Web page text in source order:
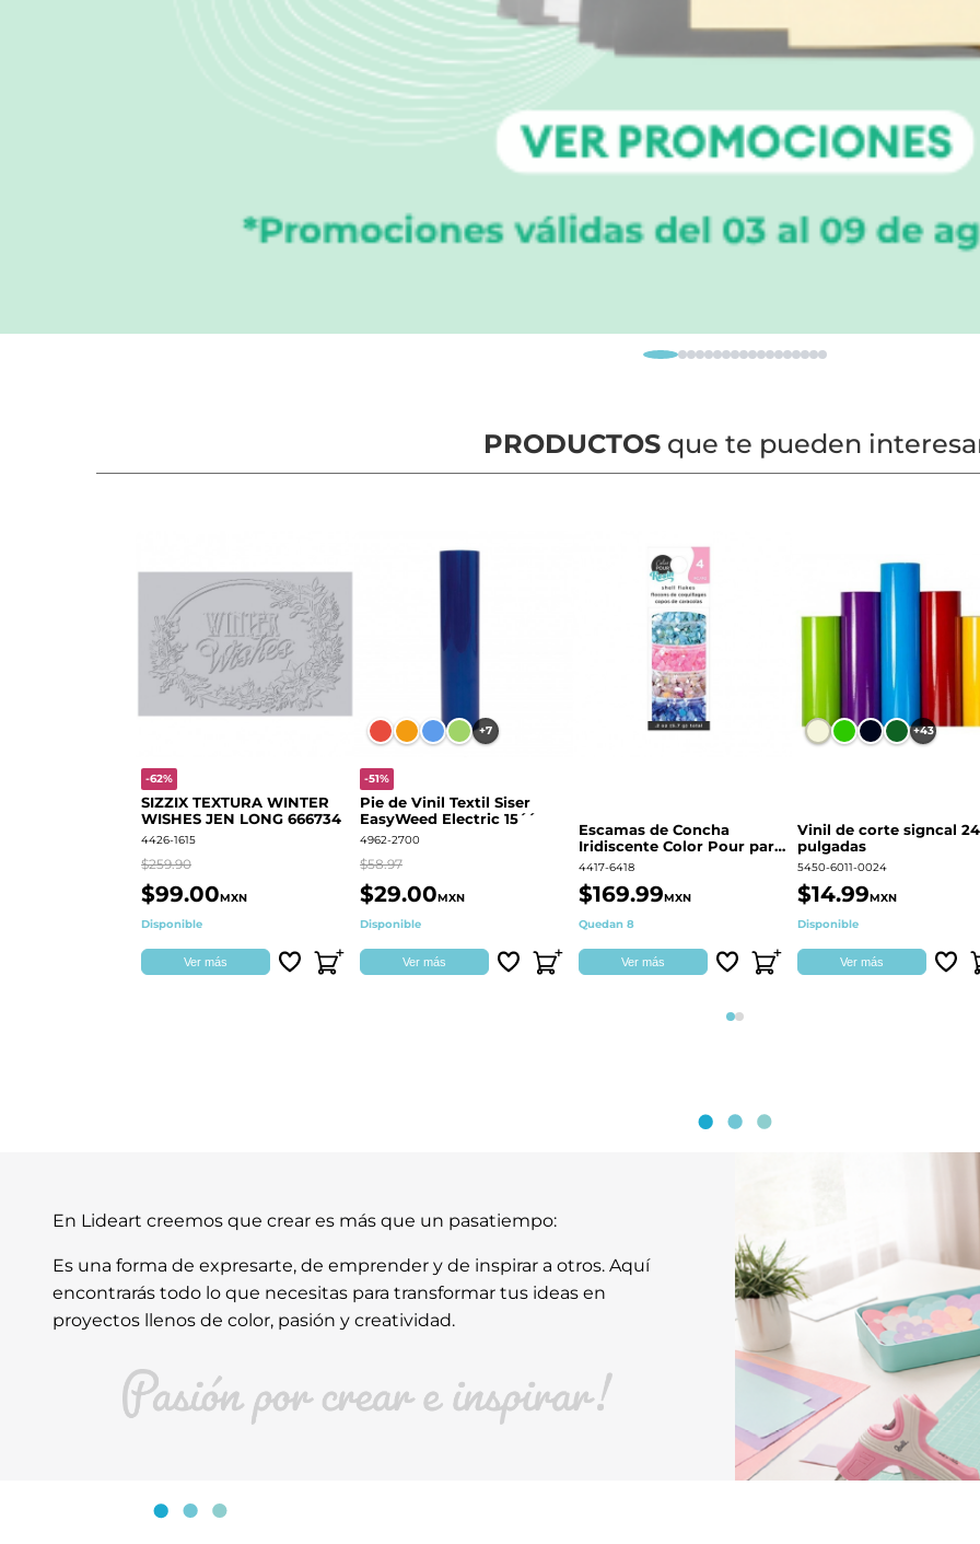
PRODUCTOSque te pueden
-62%
SIZZIX TEXTURA WINTER
WISHES JEN LONG 666734
4426-1615
$259.90
$99.00MXN
Disponible
Ver más
+7
-51%
Pie de Vinil Textil Siser
EasyWeed Electric 15´´
4962-2700
$58.97
$29.00MXN
Disponible
Ver más
Escamas de Concha
Iridiscente Color Pour para
decoración | 359687
4417-6418
$169.99MXN
Quedan 8
Ver más
+43
Vinil de corte signcal 24
pulgadas
5450-6011-0024
$14.99MXN
Disponible
Ver más
Página 1
Página 2
En Lideart creemos que crear es más que un pasatiempo:
Es una forma de expresarte, de emprender y de inspirar a otros. Aquí
encontrarás todo lo que necesitas para transformar tus ideas en
proyectos llenos de color, pasión y creatividad.